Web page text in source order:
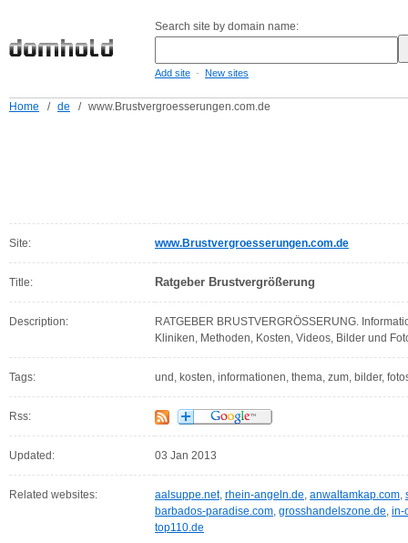
Search site by domain name:
Add site - New sites
Home / de / www.Brustvergroesserungen.com.de
Site: www.Brustvergroesserungen.com.de
Title: Ratgeber Brustvergrößerung
Description:
RATGEBER BRUSTVERGRÖSSERUNG.
Kliniken, Methoden, Kosten, Videos, Bilder und
Tags: und, kosten, informationen, thema, zum, bilder,
Rss:
Updated: 03 Jan 2013
Related websites: aalsuppe.net, rhein-angeln.de, anwaltamkap.com,
barbados-paradise.com, grosshandelszone.de, in-
top110.de